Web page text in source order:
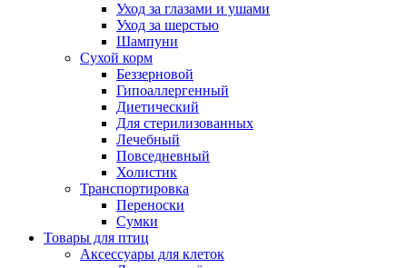
Уход за глазами и ушами
Уход за шерстью
Шампуни
Сухой корм
Беззерновой
Гипоаллергенный
Диетический
Для стерилизованных
Лечебный
Повседневный
Холистик
Транспортировка
Переноски
Сумки
Товары для птиц
Аксессуары для клеток